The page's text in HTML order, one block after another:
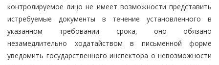
контролируемое лицо не имеет возможности представить
истребуемые документы в течение установленного в
указанном требовании срока, оно обязано
незамедлительно ходатайством в письменной форме
уведомить государственного инспектора о невозможности